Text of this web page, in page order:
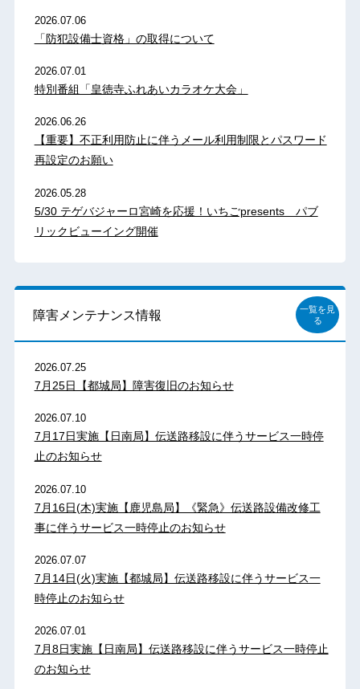
2026.07.06
「防犯設備士資格」の取得について
2026.07.01
特別番組「皇徳寺ふれあいカラオケ大会」
2026.06.26
【重要】不正利用防止に伴うメール利用制限とパスワード
再設定のお願い
2026.05.28
5/30 テゲバジャーロ宮崎を応援！いちごpresents パブ
リックビューイング開催
障害メンテナンス情報
一覧を見
る
2026.07.25
7月25日【都城局】障害復旧のお知らせ
2026.07.10
7月17日実施【日南局】伝送路移設に伴うサービス一時停
止のお知らせ
2026.07.10
7月16日(木)実施【鹿児島局】《緊急》伝送路設備改修工
事に伴うサービス一時停止のお知らせ
2026.07.07
7月14日(火)実施【都城局】伝送路移設に伴うサービス一
時停止のお知らせ
2026.07.01
7月8日実施【日南局】伝送路移設に伴うサービス一時停止
のお知らせ